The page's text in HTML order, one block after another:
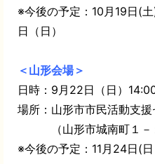
※今後の予定：10月19日(
日（日）
＜山形会場＞
日時：9月22日（日）
場所：山形市市民活動支
（山形市城南町１－
※今後の予定：11月24日(日